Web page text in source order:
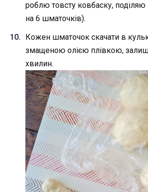
роблю товсту ковбаску, поділяю
на 6 шматочків).
Кожен шматочок скачати в
змащеною олією плівкою,
хвилин.